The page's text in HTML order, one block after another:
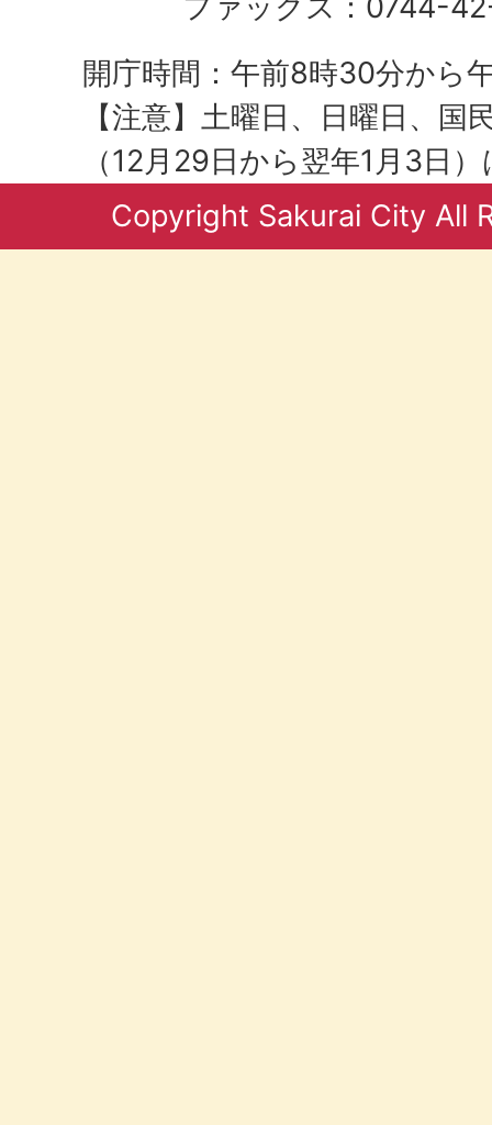
開庁時間：午前8時30分から
【注意】土曜日、日曜日、国
（12月29日から翌年1月3日
Copyright Sakurai City All